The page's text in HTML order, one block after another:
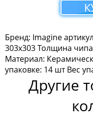
Мозаика
Мозаика
Мозаика
Мозаика
Мозаика
Бренд: Imagine
303x303 Толщина
Материал:
упаковке: 14 шт Вес
Другие